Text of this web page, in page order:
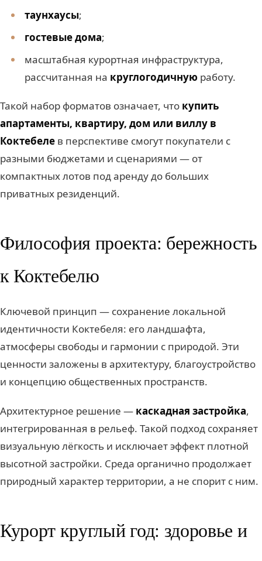
таунхаусы;
гостевые дома;
масштабная курортная инфраструктура,
рассчитанная на круглогодичнуюработу.
Такой набор форматов означает, что купить
апартаменты, квартиру, дом или виллу в
Коктебеле в перспективе смогут покупатели с
разными бюджетами и сценариями — от
компактных лотов под аренду до больших
приватных резиденций.
Философия проекта: бережность
к Коктебелю
Ключевой принцип — сохранение локальной
идентичности Коктебеля: его ландшафта,
атмосферы свободы и гармонии с природой. Эти
ценности заложены в архитектуру, благоустройство
и концепцию общественных пространств.
Архитектурное решение — каскадная застройка,
интегрированная в рельеф. Такой подход сохраняет
визуальную лёгкость и исключает эффект плотной
высотной застройки. Среда органично продолжает
природный характер территории, а не спорит с ним.
Курорт круглый год: здоровье и